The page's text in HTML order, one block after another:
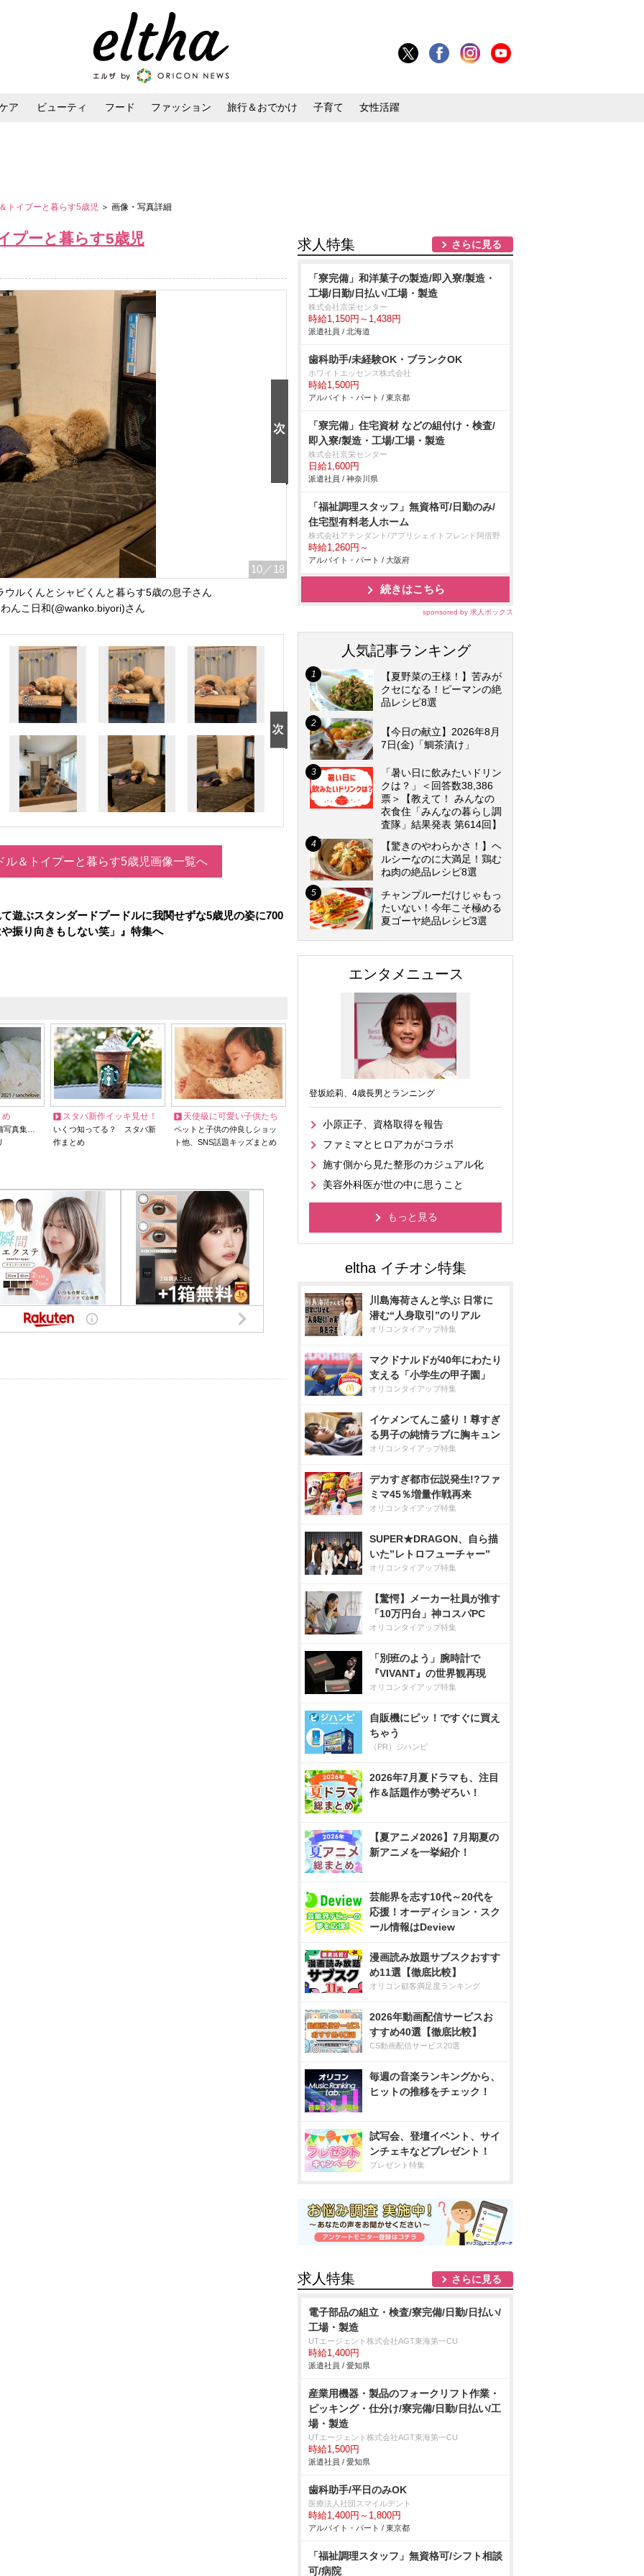
ア ビューティ フード ファッション 旅行＆おでかけ 子育て 女性活躍
トイプーと暮らす5歳児 ＞ 画像・写真詳細
プーと暮らす5歳児
10 ／18
ルくんとシャビくんと暮らす5歳の息子さん
んこ日和(@wanko.biyori)さん
ル＆トイプーと暮らす5歳児画像一覧へ
遊ぶスタンダードプードルに我関せずな5歳児の姿に700
振り向きもしない笑」』特集へ
め
写真集…
スタバ新作イッキ見せ！
いくつ知ってる？ スタバ新
作まとめ
天使級に可愛い子供たち
ペットと子供の仲良しショッ
ト他、SNS話題キッズまとめ
求人特集 さらに見る
「寮完備」和洋菓子の製造/即入寮/製造・
工場/日勤/日払い/工場・製造
株式会社京栄センター
時給1,150円～1,438円
派遣社員 / 北海道
歯科助手/未経験OK・ブランクOK
ホワイトエッセンス株式会社
時給1,500円
アルバイト・パート / 東京都
「寮完備」住宅資材 などの組付け・検査/
即入寮/製造・工場/工場・製造
株式会社京栄センター
日給1,600円
派遣社員 / 神奈川県
「福祉調理スタッフ」無資格可/日勤のみ/
住宅型有料老人ホーム
株式会社アテンダント/アプリシェイトフレンド阿倍野
時給1,260円～
アルバイト・パート / 大阪府
続きはこちら
sponsored by 求人ボックス
人気記事ランキング
【夏野菜の王様！】苦みが
クセになる！ピーマンの絶
品レシピ8選
【今日の献立】2026年8月
7日(金)「鯛茶漬け」
「暑い日に飲みたいドリン
クは？」＜回答数38,386
票＞【教えて！ みんなの
衣食住「みんなの暮らし調
査隊」結果発表 第614回】
【驚きのやわらかさ！】ヘ
ルシーなのに大満足！鶏む
ね肉の絶品レシピ8選
チャンプルーだけじゃもっ
たいない！今年こそ極める
夏ゴーヤ絶品レシピ3選
エンタメニュース
登坂絵莉、4歳長男とランニング
小原正子、資格取得を報告
ファミマとヒロアカがコラボ
施す側から見た整形のカジュアル化
美容外科医が世の中に思うこと
もっと見る
川島海荷さんと学ぶ 日常に
潜む“人身取引”のリアル
オリコンタイアップ特集
マクドナルドが40年にわたり
支える「小学生の甲子園」
オリコンタイアップ特集
イケメンてんこ盛り！尊すぎ
る男子の純情ラブに胸キュン
オリコンタイアップ特集
デカすぎ都市伝説発生!?ファ
ミマ45％増量作戦再来
オリコンタイアップ特集
SUPER★DRAGON、自ら描
いた”レトロフューチャー”
オリコンタイアップ特集
【驚愕】メーカー社員が推す
「10万円台」神コスパPC
オリコンタイアップ特集
「別班のよう」腕時計で
『VIVANT』の世界観再現
オリコンタイアップ特集
自販機にピッ！ですぐに買え
ちゃう
（PR）ジハンピ
2026年7月夏ドラマも、注目
作＆話題作が勢ぞろい！
【夏アニメ2026】7月期夏の
新アニメを一挙紹介！
芸能界を志す10代～20代を
応援！オーディション・スク
ール情報はDeview
漫画読み放題サブスクおすす
め11選【徹底比較】
オリコン顧客満足度ランキング
2026年動画配信サービスお
すすめ40選【徹底比較】
CS動画配信サービス20選
毎週の音楽ランキングから、
ヒットの推移をチェック！
試写会、登壇イベント、サイ
ンチェキなどプレゼント！
プレゼント特集
求人特集 さらに見る
電子部品の組立・検査/寮完備/日勤/日払い/
工場・製造
UTエージェント株式会社AGT東海第一CU
時給1,400円
派遣社員 / 愛知県
産業用機器・製品のフォークリフト作業・
ピッキング・仕分け/寮完備/日勤/日払い/工
場・製造
UTエージェント株式会社AGT東海第一CU
時給1,500円
派遣社員 / 愛知県
歯科助手/平日のみOK
医療法人社団スマイルデント
時給1,400円～1,800円
アルバイト・パート / 東京都
「福祉調理スタッフ」無資格可/シフト相談
可/病院